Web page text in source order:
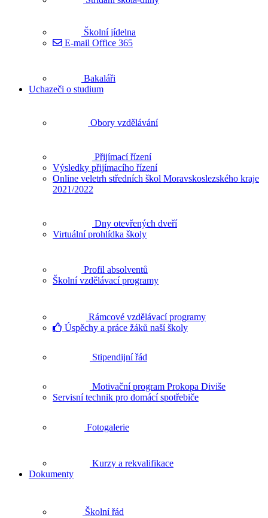
Školní jídelna
E-mail Office 365
Bakaláři
Uchazeči o studium
Obory vzdělávání
Přijímací řízení
Výsledky přijímacího řízení
Online veletrh středních škol Moravskoslezského kraje
2021/2022
Dny otevřených dveří
Virtuální prohlídka školy
Profil absolventů
Školní vzdělávací programy
Rámcové vzdělávací programy
Úspěchy a práce žáků naší školy
Stipendijní řád
Motivační program Prokopa Diviše
Servisní technik pro domácí spotřebiče
Fotogalerie
Kurzy a rekvalifikace
Dokumenty
Školní řád